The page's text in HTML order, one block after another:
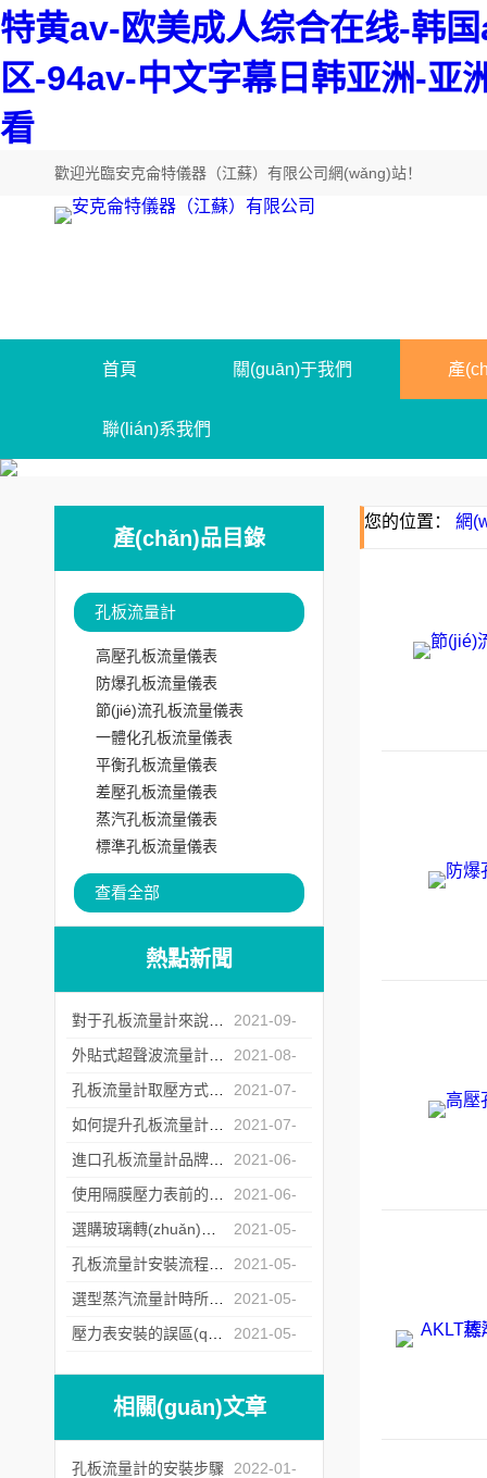
特黄av-欧美成人综合在线-韩
区-94av-中文字幕日韩亚洲-亚
看
歡迎光臨安克侖特儀器（江蘇）有限公司網(wǎng)站！
首頁 關(guān)于我們 產
聯(lián)系我們
產(chǎn)品目錄
孔板流量計
高壓孔板流量儀表
防爆孔板流量儀表
節(jié)流孔板流量儀表
一體化孔板流量儀表
平衡孔板流量儀表
差壓孔板流量儀表
蒸汽孔板流量儀表
標準孔板流量儀表
查看全部
熱點新聞
2021-09-
07
2021-08-
20
2021-07-
23
2021-07-
06
2021-06-
17
2021-06-
04
2021-05-
26
2021-05-
17
2021-05-
12
2021-05-
相關(guān)文章
孔板流量計的安裝步驟
2022-01-
您的位置： 網